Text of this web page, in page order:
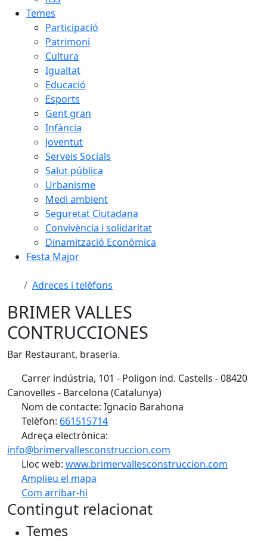
Temes
Participació
Patrimoni
Cultura
Igualtat
Educació
Esports
Gent gran
Infància
Joventut
Serveis Socials
Salut pública
Urbanisme
Medi ambient
Seguretat Ciutadana
Convivència i solidaritat
Dinamització Econòmica
Festa Major
Adreces i telèfons
BRIMER VALLES
CONTRUCCIONES
Bar Restaurant, braseria.
Carrer indústria, 101 - Poligon ind. Castells - 08420
Canovelles - Barcelona (Catalunya)
Nom de contacte: Ignacio Barahona
Telèfon: 661515714
Adreça electrònica:
info@brimervallesconstruccion.com
Lloc web: www.brimervallesconstruccion.com
Amplieu el mapa
Com arribar-hi
+
Contingut relacionat
Temes